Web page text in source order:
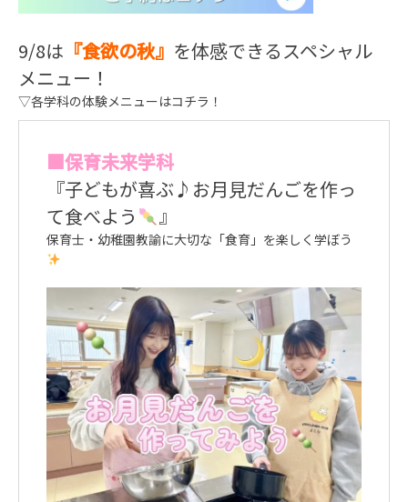
9/8は 『食欲の秋』 を体感できるスペシャル
メニュー！
▽各学科の体験メニューはコチラ！
■保育未来学科
『子どもが喜ぶ♪お月見だんごを作っ
て食べよう
』
保育士・幼稚園教諭に大切な「食育」を楽しく学ぼう